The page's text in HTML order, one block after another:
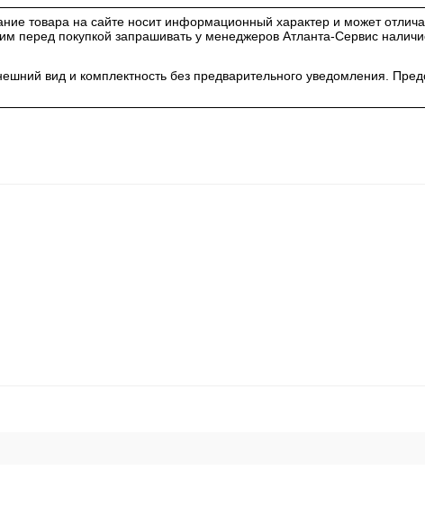
товара на сайте носит информационный характер и может
перед покупкой запрашивать у менеджеров Атланта-Сервис
вид и комплектность без предварительного уведомления.